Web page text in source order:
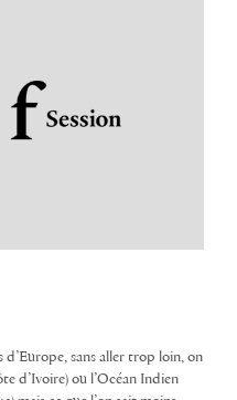
sans aller trop loin, on
d’Ivoire) ou l’Océan Indien